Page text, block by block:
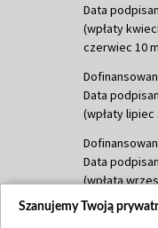
Data
(wpłaty
czerwiec 10
Data
(wpłaty lipiec
Data
(wpłata
Szanujemy Twoją